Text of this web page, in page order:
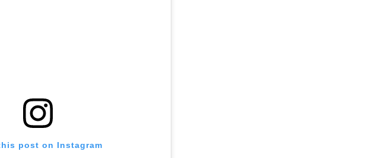
post on Instagram